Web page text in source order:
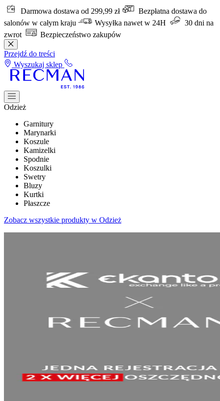
Darmowa dostawa od 299,99 zł
Bezpłatna dostawa do
salonów w całym kraju
Wysyłka nawet w 24H
30 dni na
zwrot
Bezpieczeństwo zakupów
Przejdź do treści
Wyszukaj sklep
Odzież
Garnitury
Marynarki
Koszule
Kamizelki
Spodnie
Koszulki
Swetry
Bluzy
Kurtki
Płaszcze
Zobacz wszystkie produkty w Odzież